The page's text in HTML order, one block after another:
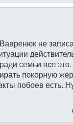
не
семьи все
покорную
побоев есть.